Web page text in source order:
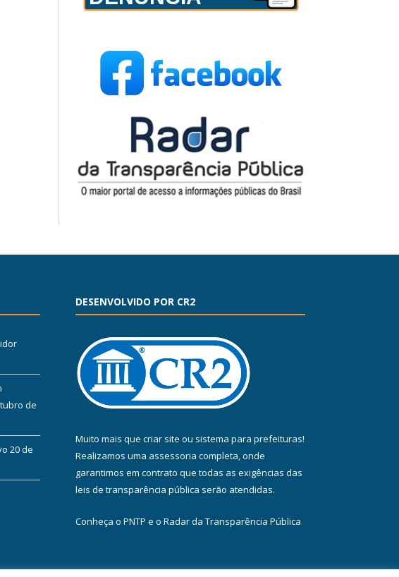
de
20 de
DESENVOLVIDO POR CR2
Muito mais que criar site ou sistema para prefeituras!
Realizamos uma assessoria completa, onde
garantimos em contrato que todas as exigências das
leis de transparência pública serão atendidas.
Conheça o PNTP e o Radar da Transparência Pública